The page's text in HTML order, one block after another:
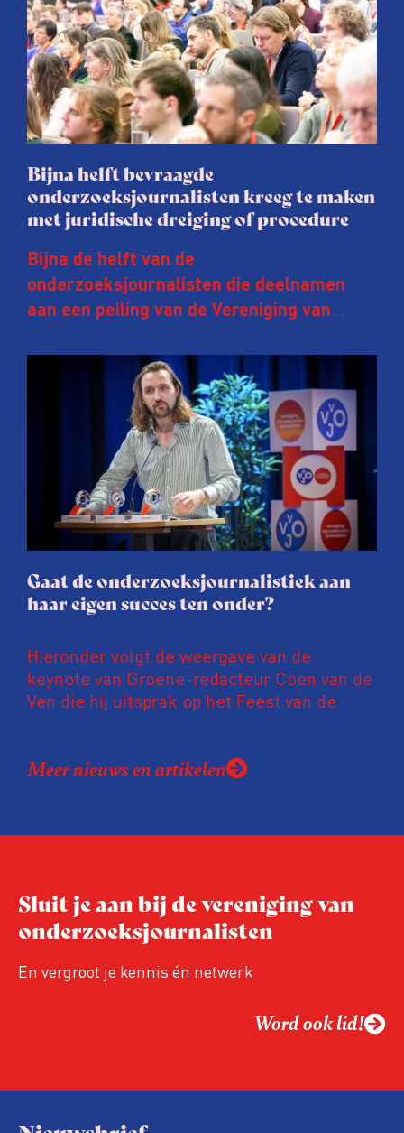
Bijna helft bevraagde
onderzoeksjournalisten kreeg te maken
met juridische dreiging of procedure
Bijna de helft van de
onderzoeksjournalisten die deelnamen
aan een peiling van de Vereniging van
afgelopen twee jaar te maken met
juridische dreiging of een juridische
procedure rond het eigen werk. Dat kost
journalisten tijd, ook ervaren zij stress en
soms worden publicaties aangepast of
gaat de hele publicatie zelfs niet door.
Gaat de onderzoeksjournalistiek aan
haar eigen succes ten onder?
Hieronder volgt de weergave van de
keynote van Groene-redacteur Coen van de
Ven die hij uitsprak op het Feest van de
Coen uit zijn zorgen over de relatie tussen
de macht, de pers en het publiek aan de
Niet de maker, maar de ontvanger
relevant in tijden van nieuwe verzuiling?
Hoe moet de journalistiek omgaan met
een steeds onverschilligere macht?
Meer nieuws en artikelen
Sluit je aan bij de vereniging van
onderzoeksjournalisten
En vergroot je kennis én netwerk
Word ook lid!